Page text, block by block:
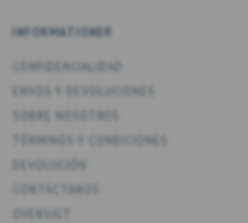
INFORMATIONER
CONFIDENCIALIDAD
TÉRMINOS Y CONDICIONES
CONTÁCTANOS